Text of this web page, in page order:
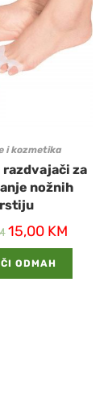
i kozmetika
za
nožnih
15,00 KM
ODMAH